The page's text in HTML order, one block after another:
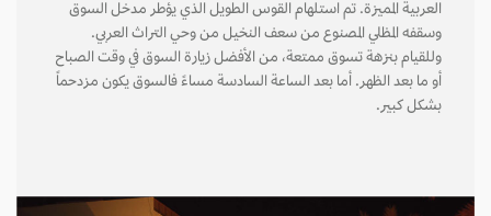
العربية المميزة. تم استلهام القوس الطويل الذي يؤطر مدخل السوق
وسقفه المظلي المصنوع من سعف النخيل من وحي التراث العربي.
وللقيام بنزهة تسوق ممتعة، من الأفضل زيارة السوق في وقت الصباح
أو ما بعد الظهر. أما بعد الساعة السادسة مساءً فالسوق يكون مزدحماً
بشكل كبير.